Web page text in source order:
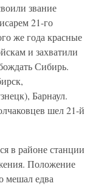
звание
21-го
же года красные
и захватили
Сибирь.
Барнаул.
шел 21-й
в районе станции
Положение
мешал едва